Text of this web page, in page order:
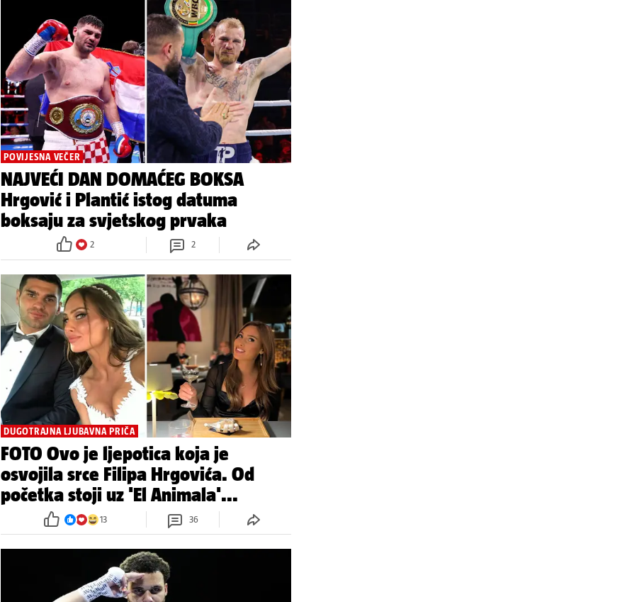
POVIJESNA VEČER
NAJVEĆI DAN DOMAĆEG BOKSA
Hrgović i Plantić istog datuma
boksaju za svjetskog prvaka
2 2
DUGOTRAJNA LJUBAVNA PRIČA
FOTO Ovo je ljepotica koja je
osvojila srce Filipa Hrgovića. Od
početka stoji uz 'El Animala'...
13 36